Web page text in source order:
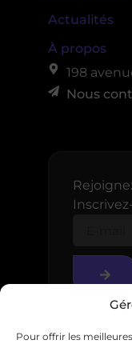
Pour offrir les
Actualités
À propos
198
Nous